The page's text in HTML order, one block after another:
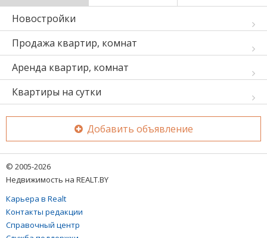
Новостройки
Продажа квартир, комнат
Аренда квартир, комнат
Квартиры на сутки
Добавить объявление
© 2005-2026
Недвижимость на REALT.BY
Карьера в Realt
Контакты редакции
Справочный центр